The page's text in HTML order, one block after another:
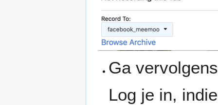
Ga
Log je in,